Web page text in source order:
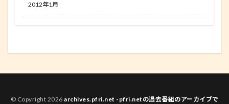
2012年1月
© Copyright 2026 archives.pfri.net -pfri.netの過去番組のアーカイブで